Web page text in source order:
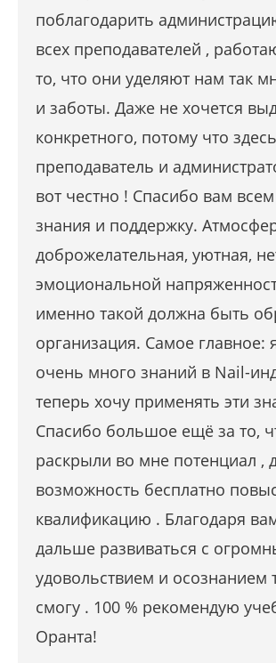
поблагодарить
всех преподавателей ,
то, что они уделяют нам так
и заботы. Даже не хочется
конкретного, потому что
преподаватель и
вот честно ! Спасибо вам
знания и поддержку.
доброжелательная, уютная,
эмоциональной
именно такой должна быть
организация. Самое главное:
очень много знаний в Nail-
теперь хочу применять эти
Спасибо большое ещё за то,
раскрыли во мне потенциал ,
возможность бесплатно
квалификацию . Благодаря
дальше развиваться с
удовольствием и осознанием
смогу . 100 % рекомендую
Оранта!